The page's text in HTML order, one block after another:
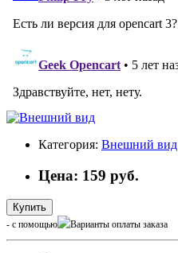
Категория: Внешний вид
Цена: 159 руб.
Купить
- с помощью